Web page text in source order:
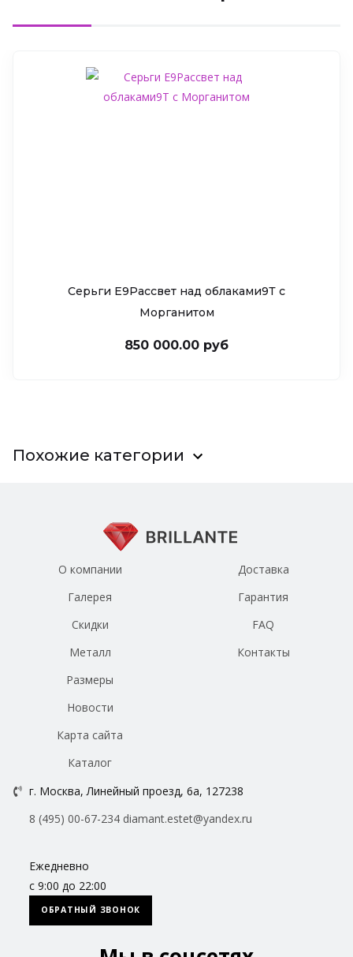
Серьги Е9Рассвет над облаками9Т c
Морганитом
850 000.00 руб
Похожие категории
О компании
Галерея
Скидки
Металл
Размеры
Новости
Доставка
Гарантия
FAQ
Контакты
Карта сайта
Каталог
г. Москва, Линейный проезд, 6а, 127238
8 (495) 00-67-234 diamant.estet@yandex.ru
Ежедневно
с 9:00 до 22:00
ОБРАТНЫЙ ЗВОНОК